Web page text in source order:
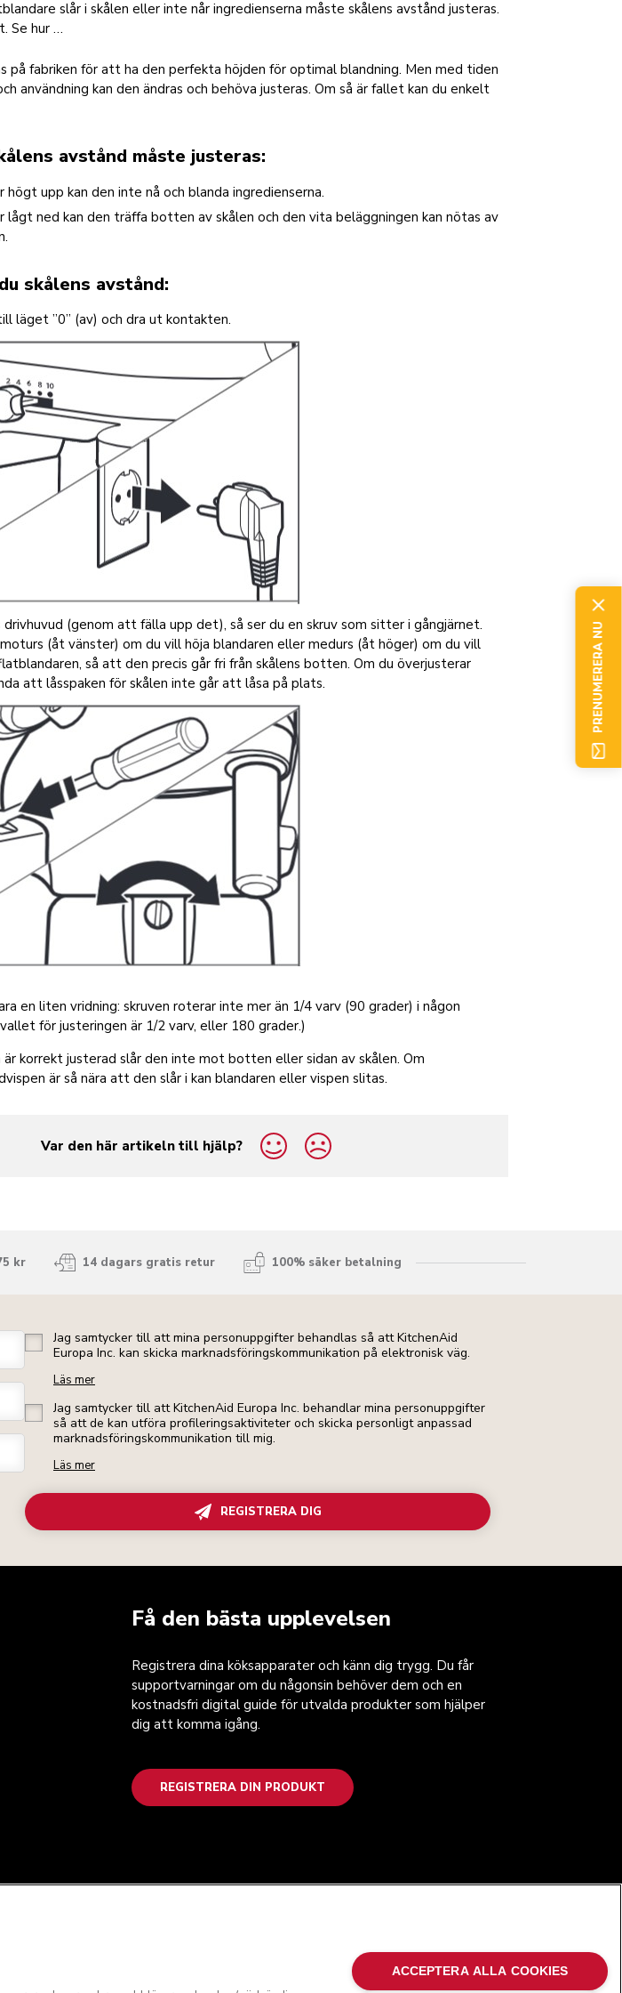
slår i skålen eller inte når ingredienserna måste skålens avstånd justeras.
Se hur …
på fabriken för att ha den perfekta höjden för optimal blandning. Men med tiden
användning kan den ändras och behöva justeras. Om så är fallet kan du enkelt
avstånd måste justeras:
högt upp kan den inte nå och blanda ingredienserna.
lågt ned kan den träffa botten av skålen och den vita beläggningen kan nötas av
skålens avstånd:
läget ”0” (av) och dra ut kontakten.
drivhuvud (genom att fälla upp det), så ser du en skruv som sitter i gångjärnet.
(åt vänster) om du vill höja blandaren eller medurs (åt höger) om du vill
så att den precis går fri från skålens botten. Om du överjusterar
att låsspaken för skålen inte går att låsa på plats.
en liten vridning: skruven roterar inte mer än 1/4 varv (90 grader) i någon
för justeringen är 1/2 varv, eller 180 grader.)
är korrekt justerad slår den inte mot botten eller sidan av skålen. Om
är så nära att den slår i kan blandaren eller vispen slitas.
Var den här artikeln till hjälp?
yes
no
kr 14 dagars gratis retur 100% säker betalning
Jag samtycker till att mina personuppgifter behandlas så att KitchenAid
Europa Inc. kan skicka marknadsföringskommunikation på elektronisk väg.
Läs mer
Jag samtycker till att KitchenAid Europa Inc. behandlar mina personuppgifter
så att de kan utföra profileringsaktiviteter och skicka personligt anpassad
marknadsföringskommunikation till mig.
Läs mer
REGISTRERA DIG
Få den bästa upplevelsen
Registrera dina köksapparater och känn dig trygg. Du får
supportvarningar om du någonsin behöver dem och en
kostnadsfri digital guide för utvalda produkter som hjälper
dig att komma igång.
REGISTRERA DIN PRODUKT
PRENUMERERA NU
ACCEPTERA ALLA COOKIES